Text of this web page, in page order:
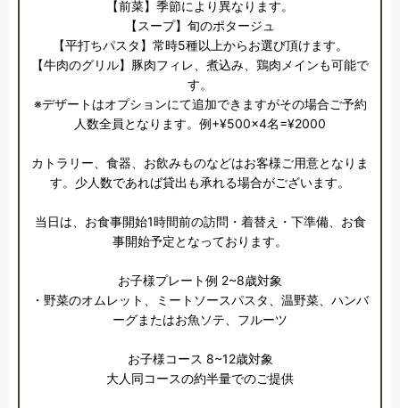
【前菜】季節により異なります。
【スープ】旬のポタージュ
【平打ちパスタ】常時5種以上からお選び頂けます。
【牛肉のグリル】豚肉フィレ、煮込み、鶏肉メインも可能で
す。
※デザートはオプションにて追加できますがその場合ご予約
人数全員となります。例+¥500×4名=¥2000
カトラリー、食器、お飲みものなどはお客様ご用意となりま
す。少人数であれば貸出も承れる場合がございます。
当日は、お食事開始1時間前の訪問・着替え・下準備、お食
事開始予定となっております。
お子様プレート例 2~8歳対象
・野菜のオムレット、ミートソースパスタ、温野菜、ハンバ
ーグまたはお魚ソテ、フルーツ
お子様コース 8~12歳対象